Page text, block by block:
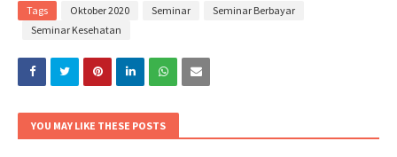
Tags Oktober 2020 Seminar
Seminar Berbayar
Seminar Kesehatan
YOU MAY LIKE THESE POSTS